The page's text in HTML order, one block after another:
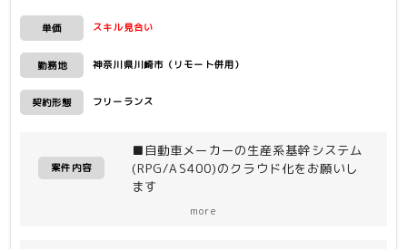
単価 スキル見合い
勤務地 神奈川県川崎市（リモート併用）
契約形態 フリーランス
案件内容
■自動車メーカーの生産系基幹システム
(RPG/AS400)のクラウド化をお願いし
ます
more